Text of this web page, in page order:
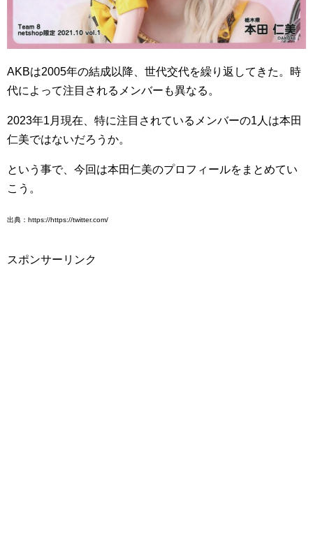
AKBは2005年の結成以降、世代交代を繰り返してきた。時
代によって注目されるメンバーも異なる。
2023年1月現在、特に注目されているメンバーの1人は本田
仁美ではないだろうか。
という事で、今回は本田仁美のプロフィールをまとめてい
こう。
出典：https://https://twitter.com/
スポンサーリンク